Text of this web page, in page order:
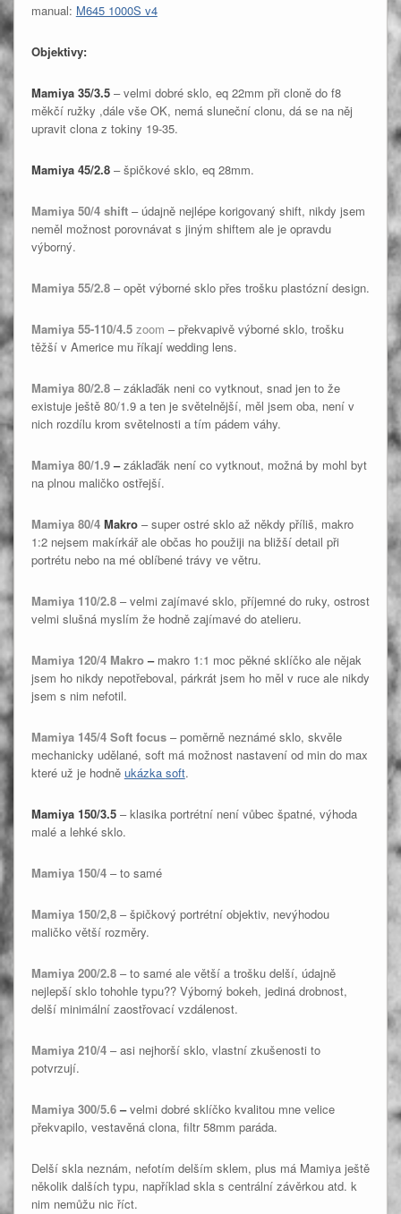
manual: M645 1000S v4
Objektivy:
Mamiya 35/3.5– velmi dobré sklo, eq 22mm při cloně do f8
měkčí ružky ,dále vše OK, nemá sluneční clonu, dá se na něj
upravit clona z tokiny 19-35.
Mamiya 45/2.8– špičkové sklo, eq 28mm.
Mamiya 50/4 shift – údajně nejlépe korigovaný shift, nikdy jsem
neměl možnost porovnávat s jiným shiftem ale je opravdu
výborný.
Mamiya 55/2.8– opět výborné sklo přes trošku plastózní design.
Mamiya 55-110/4.5zoom – překvapivě výborné sklo, trošku
těžší v Americe mu říkají wedding lens.
Mamiya 80/2.8– záklaďák neni co vytknout, snad jen to že
existuje ještě 80/1.9 a ten je světelnější, měl jsem oba, není v
nich rozdílu krom světelnosti a tím pádem váhy.
Mamiya 80/1.9–záklaďák není co vytknout, možná by mohl byt
na plnou maličko ostřejší.
Mamiya 80/4Makro – super ostré sklo až někdy příliš, makro
1:2 nejsem makírkář ale občas ho použiji na bližší detail při
portrétu nebo na mé oblíbené trávy ve větru.
Mamiya 110/2.8– velmi zajímavé sklo, příjemné do ruky, ostrost
velmi slušná myslím že hodně zajímavé do atelieru.
Mamiya 120/4 Makro– makro 1:1 moc pěkné sklíčko ale nějak
jsem ho nikdy nepotřeboval, párkrát jsem ho měl v ruce ale nikdy
jsem s nim nefotil.
Mamiya 145/4 Soft focus – poměrně neznámé sklo, skvěle
mechanicky udělané, soft má možnost nastavení od min do max
které už je hodně
ukázka soft.
Mamiya 150/3.5– klasika portrétní není vůbec špatné, výhoda
malé a lehké sklo.
Mamiya 150/4 – to samé
Mamiya 150/2,8– špičkový portrétní objektiv, nevýhodou
maličko větší rozměry.
Mamiya 200/2.8– to samé ale větší a trošku delší, údajně
nejlepší sklo tohohle typu?? Výborný bokeh, jediná drobnost,
delší minimální zaostřovací vzdálenost.
Mamiya 210/4 – asi nejhorší sklo, vlastní zkušenosti to
potvrzují.
Mamiya 300/5.6–velmi dobré sklíčko kvalitou mne velice
překvapilo, vestavěná clona, filtr 58mm paráda.
Delší skla neznám, nefotím delším sklem, plus má Mamiya ještě
několik dalších typu, například skla s centrální závěrkou atd. k
nim nemůžu nic říct.